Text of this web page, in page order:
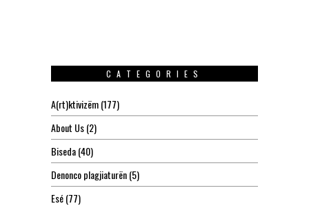
CATEGORIES
A(rt)ktivizëm(177)
About Us(2)
Biseda(40)
Denonco plagjiaturën(5)
Esé(77)